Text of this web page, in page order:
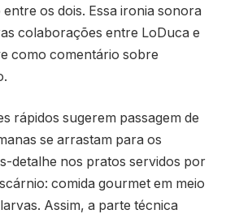
os dois. Essa ironia sonora
colaborações entre LoDuca e
como comentário sobre
rápidos sugerem passagem de
se arrastam para os
detalhe nos pratos servidos por
comida gour­met em meio
Assim, a parte técnica